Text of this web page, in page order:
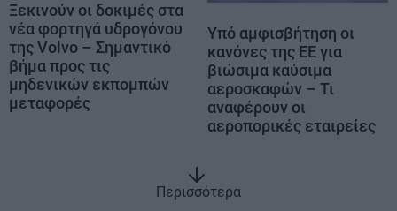
Ξεκινούν οι δοκιμές στα
νέα φορτηγά υδρογόνου
της Volvo – Σημαντικό
βήμα προς τις
μηδενικών εκπομπών
μεταφορές
Υπό αμφισβήτηση οι
κανόνες της ΕΕ για
βιώσιμα καύσιμα
αεροσκαφών – Τι
αναφέρουν οι
αεροπορικές εταιρείες
Περισσότερα